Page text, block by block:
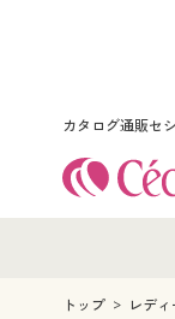
カタログ通販セ
トップ レデ